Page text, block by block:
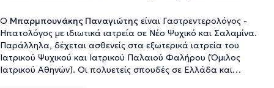
Ο Μπαρμπουνάκης Παναγιώτης είναι Γαστρεντερολόγος -
Ηπατολόγος με ιδιωτικά ιατρεία σε Νέο Ψυχικό και Σαλαμίνα.
Παράλληλα, δέχεται ασθενείς στα εξωτερικά ιατρεία του
Ιατρικού Ψυχικού και Ιατρικού Παλαιού Φαλήρου (Όμιλος
Ιατρικού Αθηνών). Οι πολυετείς σπουδές σε Ελλάδα και